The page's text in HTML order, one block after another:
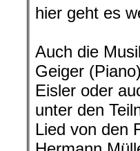
hier geht es
Auch die
Geiger
Eisler oder
unter den
Lied von den